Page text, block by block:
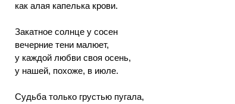
как алая капелька крови.
Закатное солнце у сосен
вечерние тени малюет,
у каждой любви своя осень,
у нашей, похоже, в июле.
Судьба только грустью пугала,